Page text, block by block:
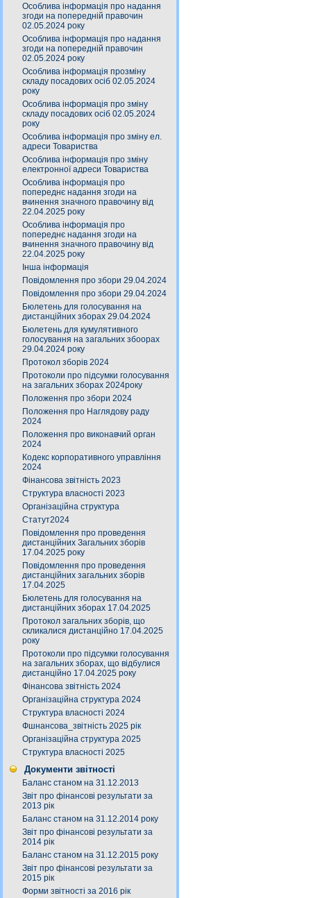
Особлива інформація про надання
згоди на попередній правочин
02.05.2024 року
Особлива інформація про надання
згоди на попередній правочин
02.05.2024 року
Особлива інформація прозміну
складу посадових осіб 02.05.2024
року
Особлива інформація про зміну
складу посадових осіб 02.05.2024
року
Особлива інформація про зміну ел.
адреси Товариства
Особлива інформація про зміну
електронної адреси Товариства
Особлива інформація про
попереднє надання згоди на
вчинення значного правочину від
22.04.2025 року
Особлива інформація про
попереднє надання згоди на
вчинення значного правочину від
22.04.2025 року
Інша інформація
Повідомлення про збори 29.04.2024
Повідомлення про збори 29.04.2024
Бюлетень для голосування на
дистанційних зборах 29.04.2024
Бюлетень для кумулятивного
голосування на загальних збоорах
29.04.2024 року
Протокол зборів 2024
Протоколи про підсумки голосування
на загальних зборах 2024року
Положення про збори 2024
Положення про Наглядову раду
2024
Положення про виконавчий орган
2024
Кодекс корпоративного управління
2024
Фінансова звітність 2023
Структура власності 2023
Організаційна структура
Статут2024
Повідомлення про проведення
дистанційних Загальних зборів
17.04.2025 року
Повідомлення про проведення
дистанційних загальних зборів
17.04.2025
Бюлетень для голосування на
дистанційних зборах 17.04.2025
Протокол загальних зборів, що
скликалися дистанційно 17.04.2025
року
Протоколи про підсумки голосування
на загальних зборах, що відбулися
дистанційно 17.04.2025 року
Фінансова звітність 2024
Організаційна структура 2024
Структура власності 2024
Фшнансова_звітність 2025 рік
Організаційна структура 2025
Структура власності 2025
Документи звітності
Баланс станом на 31.12.2013
Звіт про фінансові результати за
2013 рік
Баланс станом на 31.12.2014 року
Звіт про фінансові результати за
2014 рік
Баланс станом на 31.12.2015 року
Звіт про фінансові результати за
2015 рік
Форми звітності за 2016 рік